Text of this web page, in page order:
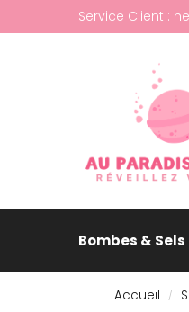
Service Client :
Bombes & Sels
Accueil /